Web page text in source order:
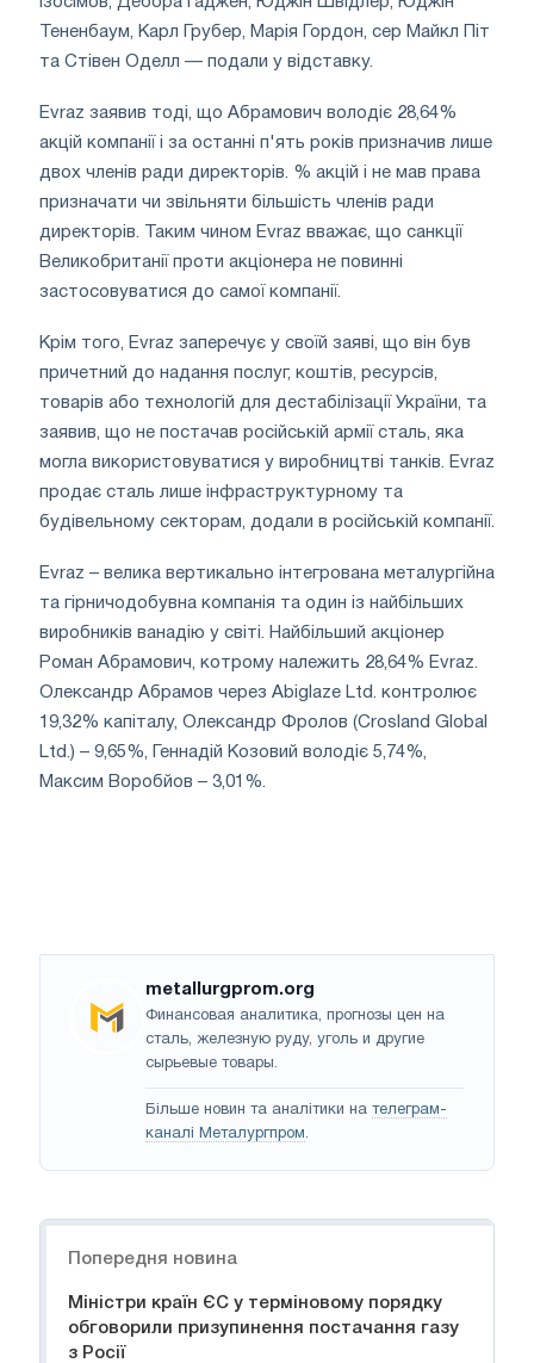
Тененбаум, Карл Грубер, Марія Гордон, сер Майкл Піт
та Стівен Оделл — подали у відставку.
Evraz заявив тоді, що Абрамович володіє 28,64%
акцій компанії і за останні п'ять років призначив лише
двох членів ради директорів. % акцій і не мав права
призначати чи звільняти більшість членів ради
директорів. Таким чином Evraz вважає, що санкції
Великобританії проти акціонера не повинні
застосовуватися до самої компанії.
Крім того, Evraz заперечує у своїй заяві, що він був
причетний до надання послуг, коштів, ресурсів,
товарів або технологій для дестабілізації України, та
заявив, що не постачав російській армії сталь, яка
могла використовуватися у виробництві танків. Evraz
продає сталь лише інфраструктурному та
будівельному секторам, додали в російській компанії.
Evraz – велика вертикально інтегрована металургійна
та гірничодобувна компанія та один із найбільших
виробників ванадію у світі. Найбільший акціонер
Роман Абрамович, котрому належить 28,64% Evraz.
Олександр Абрамов через Abiglaze Ltd. контролює
19,32% капіталу, Олександр Фролов (Crosland Global
Ltd.) – 9,65%, Геннадій Козовий володіє 5,74%,
Максим Воробйов – 3,01%.
metallurgprom.org
Финансовая аналитика, прогнозы цен на
сталь, железную руду, уголь и другие
сырьевые товары.
Більше новин та аналітики на телеграм-
каналі Металургпром.
Попередня новина
Міністри країн ЄС у терміновому порядку
обговорили призупинення постачання газу
з Росії